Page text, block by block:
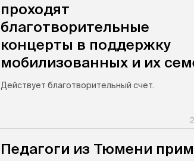
проходят
благотворительные
концерты в поддержку
мобилизованных и их
Действует благотворительный счет.
Педагоги из Тюмени